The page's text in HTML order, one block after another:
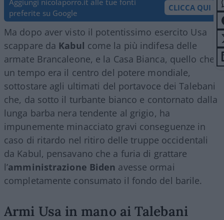
preferite su Google
CLICCA QUI
Ma dopo aver visto il potentissimo esercito Usa
scappare da Kabul come la più indifesa delle
armate Brancaleone, e la Casa Bianca, quello che
un tempo era il centro del potere mondiale,
sottostare agli ultimati del portavoce dei Talebani
che, da sotto il turbante bianco e contornato dalla
lunga barba nera tendente al grigio, ha
impunemente minacciato gravi conseguenze in
caso di ritardo nel ritiro delle truppe occidentali
da Kabul, pensavano che a furia di grattare
l’amministrazione Biden avesse ormai
completamente consumato il fondo del barile.
Armi Usa in mano ai Talebani